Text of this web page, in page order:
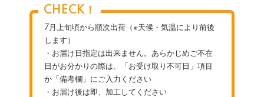
CHECK！
7月上旬頃から順次出荷（※天候・気温により前後
します）
・お届け日指定は出来ません。あらかじめご不在
日がお分かりの際は、「お受け取り不可日」項目
か「備考欄」にご入力ください
・お届け後は即、加工してください